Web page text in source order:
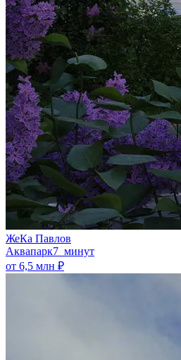
ЖеКа Павлов
Аквапарк7 минут
от 6,5 млн ₽